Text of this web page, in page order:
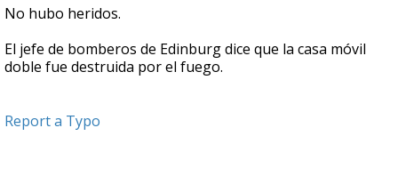
No hubo heridos.
El jefe de bomberos de Edinburg dice que la casa móvil
doble fue destruida por el fuego.
Report a Typo